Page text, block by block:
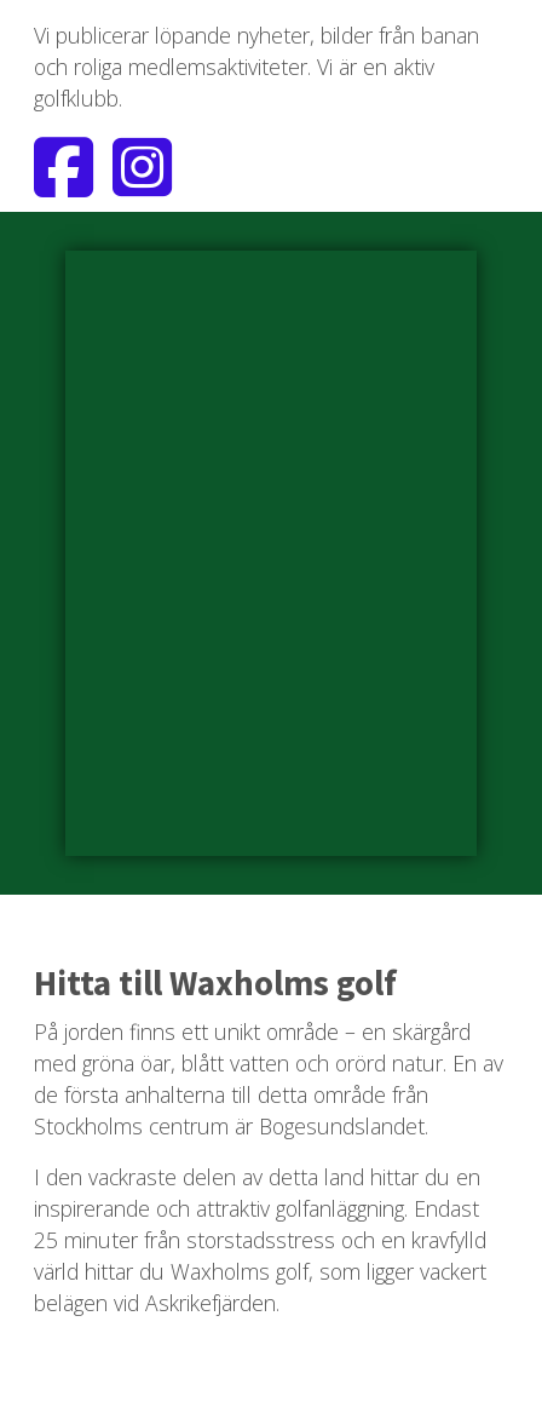
Vi publicerar löpande nyheter, bilder från banan
och roliga medlemsaktiviteter. Vi är en aktiv
golfklubb.
Hitta till Waxholms golf
På jorden finns ett unikt område – en skärgård
med gröna öar, blått vatten och orörd natur. En av
de första anhalterna till detta område från
Stockholms centrum är Bogesundslandet.
I den vackraste delen av detta land hittar du en
inspirerande och attraktiv golfanläggning. Endast
25 minuter från storstadsstress och en kravfylld
värld hittar du Waxholms golf, som ligger vackert
belägen vid Askrikefjärden.